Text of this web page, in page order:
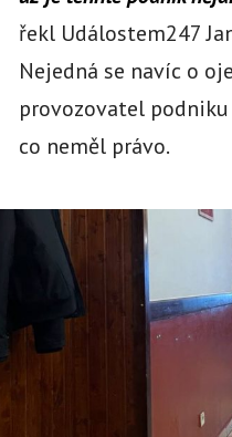
řekl Událostem247
Nejedná se navíc o
provozovatel
co neměl právo.